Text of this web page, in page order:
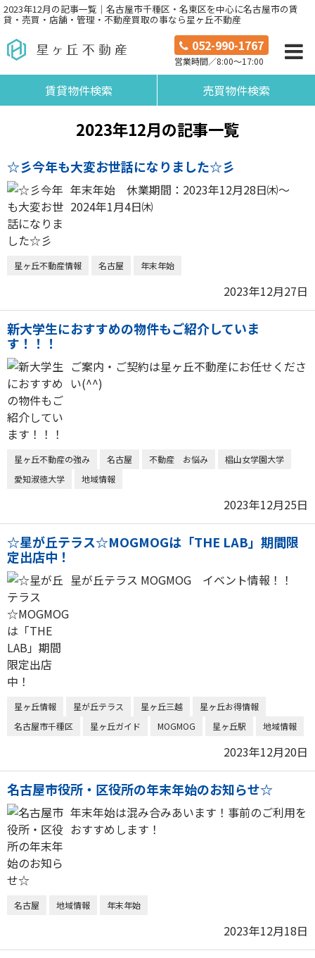
2023年12月の記事一覧｜名古屋市千種区・名東区を中心に名古屋市の賃
貸・売買・店舗・管理・不動産買取の事なら星ヶ丘不動産
052-990-1767
営業時間／8:00～17:00
賃貸物件検索 売買物件検索
2023年12月の記事一覧
☆彡今年も大変お世話になりました☆彡
年末年始 休業期間：2023年12月28日㈭～
2024年1月4日㈭
星ヶ丘不動産情報 名古屋 年末年始
2023年12月27日
新大学生におすすめの物件もご紹介していま
す！！！
ご案内・ご契約は星ヶ丘不動産にお任せくださ
い(^^)
星ヶ丘不動産の強み 名古屋 不動産 お悩み
椙山女学園大学
愛知淑徳大学
地域情報
2023年12月25日
☆星が丘テラス☆MOGMOGは「THE LAB」期間限
定出店中！
星が丘テラス MOGMOG イベント情報！！
星ヶ丘情報 星が丘テラス 星ヶ丘三越
星ヶ丘お得情報
名古屋市千種区
星ヶ丘ガイド MOGMOG 星ヶ丘駅 地域情報
2023年12月20日
名古屋市役所・区役所の年末年始のお知らせ☆
年末年始は混み合みあいます！事前のご利用を
おすすめします！
名古屋 地域情報 年末年始
2023年12月18日